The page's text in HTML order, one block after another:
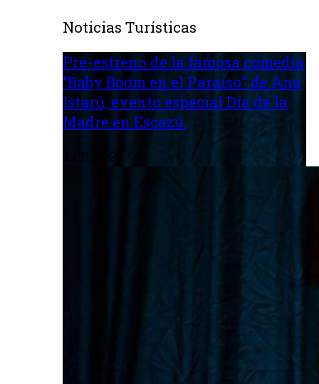
Noticias Turísticas
Pre-estreno de la famosa comedia
“Baby Boom en el Paraíso” de Ana
Istarú, evento especial Día de la
Madre en Escazú.
Jul 31, 2026